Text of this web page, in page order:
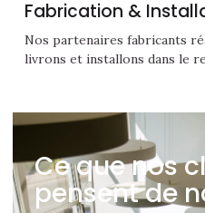
Fabrication &
Nos partenaires fabricants
livrons et installons dans le
Ce que nos
pensent de